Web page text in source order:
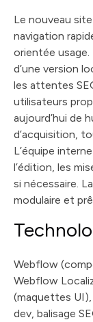
Le nouveau
navigation
orientée usage.
d’une version
les attentes
utilisateurs
aujourd’hui de
d’acquisition,
L’équipe
l’édition, les
si nécessaire.
modulaire et
Webflow
Webflow
(maquettes
dev, balisage